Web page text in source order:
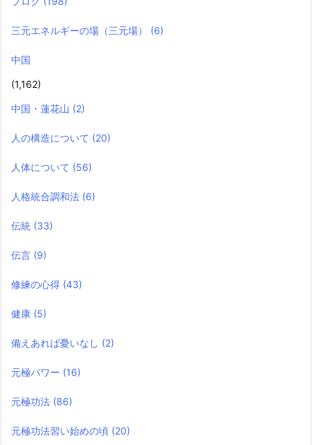
三元エネルギーの場（三元場） (6)
中国
(1,162)
中国・蓮花山 (2)
人の構造について (20)
人体について (56)
人格統合調和法 (6)
伝統 (33)
伝言 (9)
修練の心得 (43)
健康 (5)
備えあれば憂いなし (2)
元極パワー (16)
元極功法 (86)
元極功法習い始めの頃 (20)